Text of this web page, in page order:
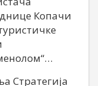
Копачи
Стратегија